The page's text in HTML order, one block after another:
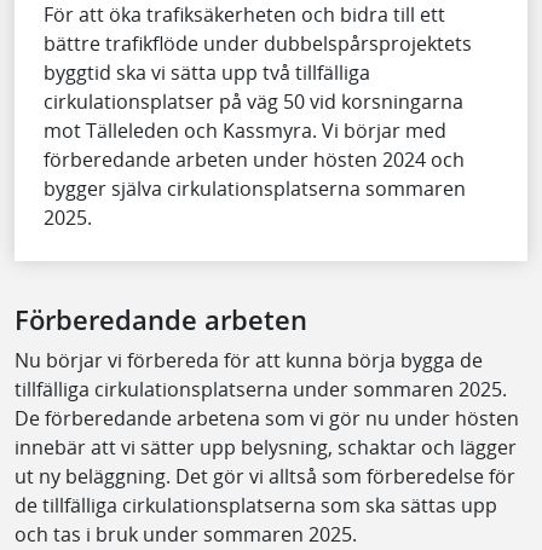
För att öka trafiksäkerheten och bidra till ett
bättre trafikflöde under dubbelspårsprojektets
byggtid ska vi sätta upp två tillfälliga
cirkulationsplatser på väg 50 vid korsningarna
mot Tälleleden och Kassmyra. Vi börjar med
förberedande arbeten under hösten 2024 och
bygger själva cirkulationsplatserna sommaren
2025.
Förberedande arbeten
Nu börjar vi förbereda för att kunna börja bygga de
tillfälliga cirkulationsplatserna under sommaren 2025.
De förberedande arbetena som vi gör nu under hösten
innebär att vi sätter upp belysning, schaktar och lägger
ut ny beläggning. Det gör vi alltså som förberedelse för
de tillfälliga cirkulationsplatserna som ska sättas upp
och tas i bruk under sommaren 2025.